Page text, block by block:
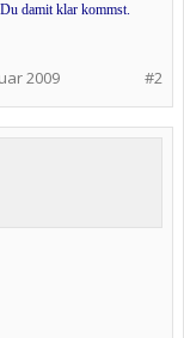
damit klar kommst.
#2
2009